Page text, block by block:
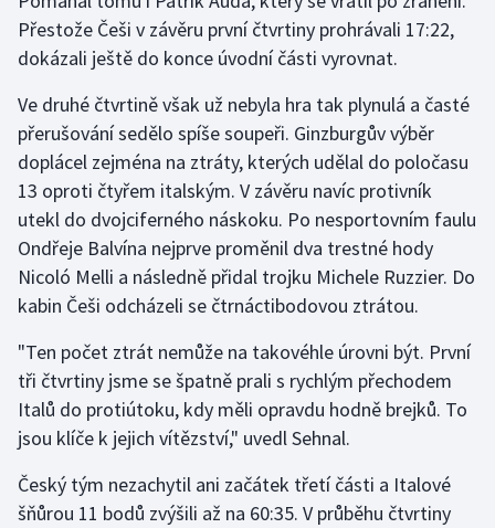
Lezení
Moderní pětiboj
Motorsport
Olympijské hry
Parasport
Plavání
Plážový volejbal
Ragby
Rychlobruslení
Přestože Češi v závěru první čtvrtiny prohrávali 17:22,
dokázali ještě do konce úvodní části vyrovnat.
Ve druhé čtvrtině však už nebyla hra tak plynulá a časté
přerušování sedělo spíše soupeři. Ginzburgův výběr
doplácel zejména na ztráty, kterých udělal do poločasu
13 oproti čtyřem italským. V závěru navíc protivník
utekl do dvojciferného náskoku. Po nesportovním faulu
Ondřeje Balvína nejprve proměnil dva trestné hody
Nicoló Melli a následně přidal trojku Michele Ruzzier. Do
kabin Češi odcházeli se čtrnáctibodovou ztrátou.
"Ten počet ztrát nemůže na takovéhle úrovni být. První
tři čtvrtiny jsme se špatně prali s rychlým přechodem
Italů do protiútoku, kdy měli opravdu hodně brejků. To
jsou klíče k jejich vítězství," uvedl Sehnal.
Český tým nezachytil ani začátek třetí části a Italové
šňůrou 11 bodů zvýšili až na 60:35. V průběhu čtvrtiny